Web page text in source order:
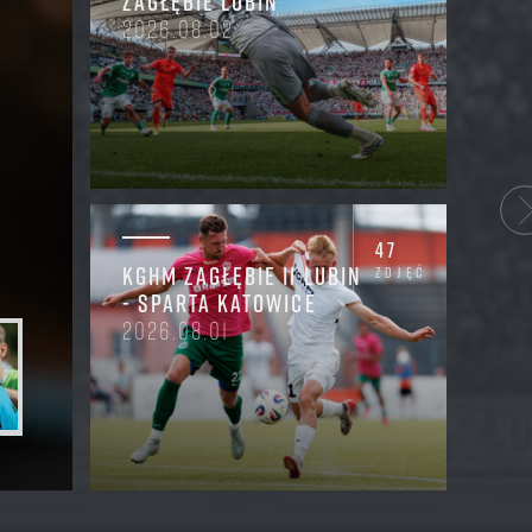
2026.08.02
47
zdjęć
KGHM ZAGŁĘBIE II LUBIN
- SPARTA KATOWICE
2026.08.01